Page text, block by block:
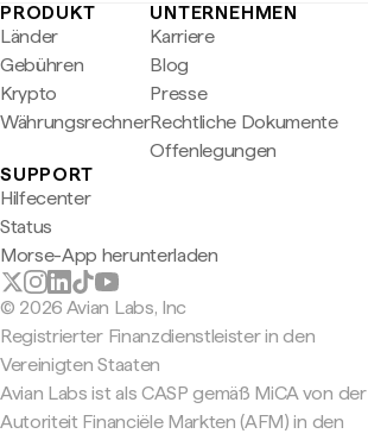
PRODUKT
Länder
Gebühren
Krypto
Währungsrechner
UNTERNEHMEN
Karriere
Blog
Presse
Rechtliche Dokumente
Offenlegungen
SUPPORT
Hilfecenter
Status
Morse-App herunterladen
© 2026 Avian Labs, Inc
Registrierter Finanzdienstleister in den
Vereinigten Staaten
Avian Labs ist als CASP gemäß MiCA von der
Autoriteit Financiële Markten (AFM) in den